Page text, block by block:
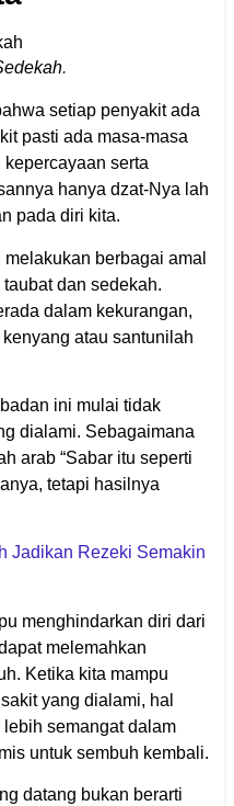
.
setiap penyakit ada
pasti ada masa-masa
serta
hanya dzat-Nya lah
pada diri kita.
berbagai amal
dan sedekah.
dalam kekurangan,
atau santunilah
ini mulai tidak
dialami. Sebagaimana
arab “Sabar itu seperti
tetapi hasilnya
Jadikan Rezeki Semakin
menghindarkan diri dari
melemahkan
Ketika kita mampu
yang dialami, hal
semangat dalam
untuk sembuh kembali.
datang bukan berarti